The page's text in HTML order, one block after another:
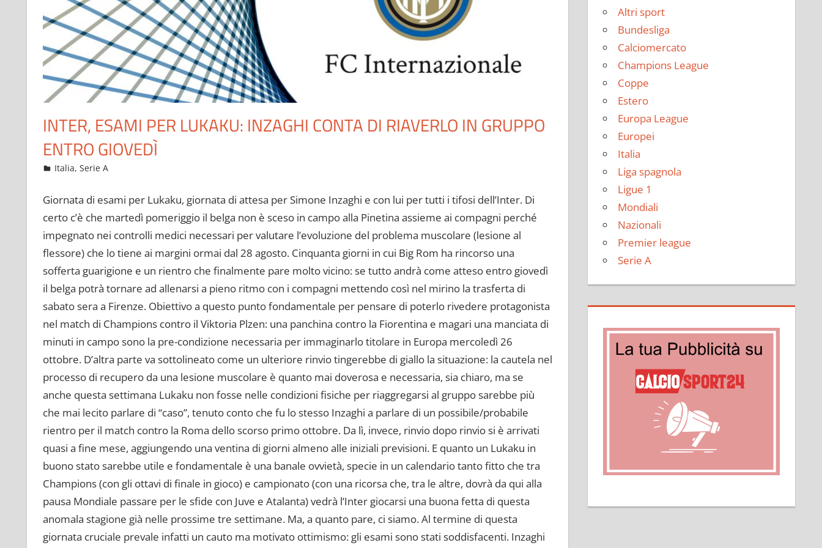
INTER, ESAMI PER LUKAKU: INZAGHI CONTA DI RIAVERLO IN GRUPPO
ENTRO GIOVEDÌ
Ottobre 19, 2022
admin
Italia,Serie A
Giornata di esami per Lukaku, giornata di attesa per Simone Inzaghi e con lui per tutti i tifosi dell’Inter. Di
certo c’è che martedì pomeriggio il belga non è sceso in campo alla Pinetina assieme ai compagni perché
impegnato nei controlli medici necessari per valutare l’evoluzione del problema muscolare (lesione al
flessore) che lo tiene ai margini ormai dal 28 agosto. Cinquanta giorni in cui Big Rom ha rincorso una
sofferta guarigione e un rientro che finalmente pare molto vicino: se tutto andrà come atteso entro giovedì
il belga potrà tornare ad allenarsi a pieno ritmo con i compagni mettendo così nel mirino la trasferta di
sabato sera a Firenze. Obiettivo a questo punto fondamentale per pensare di poterlo rivedere protagonista
nel match di Champions contro il Viktoria Plzen: una panchina contro la Fiorentina e magari una manciata di
minuti in campo sono la pre-condizione necessaria per immaginarlo titolare in Europa mercoledì 26
ottobre. D’altra parte va sottolineato come un ulteriore rinvio tingerebbe di giallo la situazione: la cautela nel
processo di recupero da una lesione muscolare è quanto mai doverosa e necessaria, sia chiaro, ma se
anche questa settimana Lukaku non fosse nelle condizioni fisiche per riaggregarsi al gruppo sarebbe più
che mai lecito parlare di “caso”, tenuto conto che fu lo stesso Inzaghi a parlare di un possibile/probabile
rientro per il match contro la Roma dello scorso primo ottobre. Da lì, invece, rinvio dopo rinvio si è arrivati
quasi a fine mese, aggiungendo una ventina di giorni almeno alle iniziali previsioni. E quanto un Lukaku in
buono stato sarebbe utile e fondamentale è una banale ovvietà, specie in un calendario tanto fitto che tra
Champions (con gli ottavi di finale in gioco) e campionato (con una ricorsa che, tra le altre, dovrà da qui alla
pausa Mondiale passare per le sfide con Juve e Atalanta) vedrà l’Inter giocarsi una buona fetta di questa
anomala stagione già nelle prossime tre settimane. Ma, a quanto pare, ci siamo. Al termine di questa
giornata cruciale prevale infatti un cauto ma motivato ottimismo: gli esami sono stati soddisfacenti. Inzaghi
Altri sport
Bundesliga
Calciomercato
Champions League
Coppe
Estero
Europa League
Europei
Italia
Liga spagnola
Ligue 1
Mondiali
Nazionali
Premier league
Serie A